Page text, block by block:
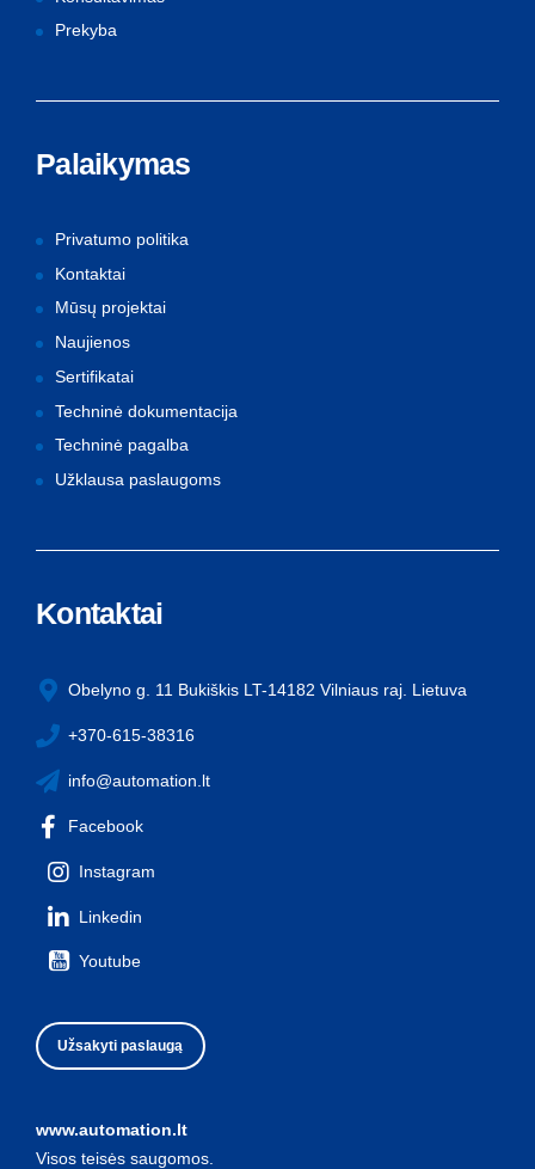
Prekyba
Palaikymas
Privatumo politika
Kontaktai
Mūsų projektai
Naujienos
Sertifikatai
Techninė dokumentacija
Techninė pagalba
Užklausa paslaugoms
Kontaktai
Obelyno g. 11 Bukiškis LT-14182 Vilniaus raj. Lietuva
+370-615-38316
info@automation.lt
Facebook
Instagram
Linkedin
Youtube
Užsakyti paslaugą
www.automation.lt
Visos teisės saugomos.